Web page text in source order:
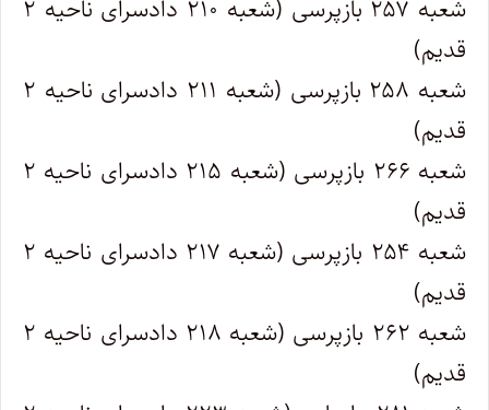
شعبه ۲۵۷ بازپرسی (شعبه ۲۱۰ دادسرای ناحیه ۲
قدیم)
شعبه ۲۵۸ بازپرسی (شعبه ۲۱۱ دادسرای ناحیه ۲
قدیم)
شعبه ۲۶۶ بازپرسی (شعبه ۲۱۵ دادسرای ناحیه ۲
قدیم)
شعبه ۲۵۴ بازپرسی (شعبه ۲۱۷ دادسرای ناحیه ۲
قدیم)
شعبه ۲۶۲ بازپرسی (شعبه ۲۱۸ دادسرای ناحیه ۲
قدیم)